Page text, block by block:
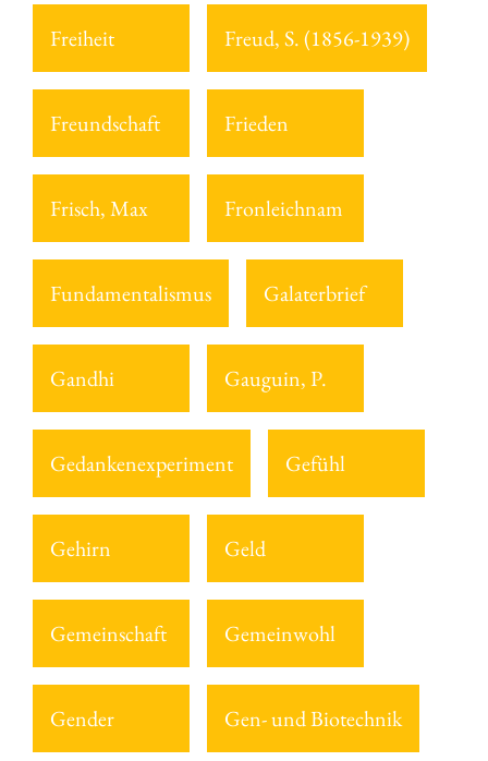
Freiheit Freud, S. (1856-1939)
Freundschaft Frieden
Frisch, Max Fronleichnam
Fundamentalismus Galaterbrief
Gandhi Gauguin, P.
Gedankenexperiment Gefühl
Gehirn Geld
Gemeinschaft Gemeinwohl
Gender Gen- und Biotechnik